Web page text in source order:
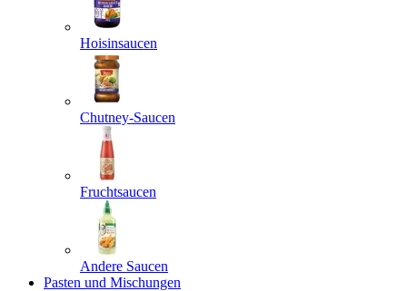
Hoisinsaucen
Chutney-Saucen
Fruchtsaucen
Andere Saucen
Pasten und Mischungen